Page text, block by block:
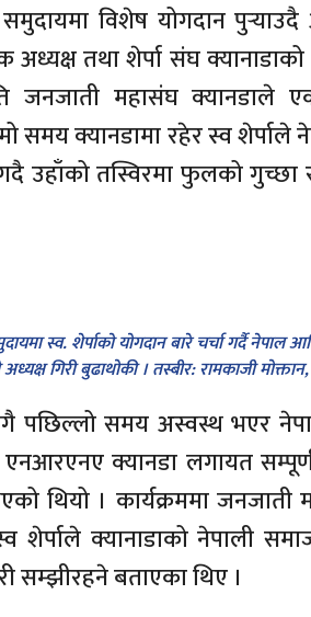
समुदायमा विशेष योगदान
अध्यक्ष तथा शेर्पा संघ
जनजाती महासंघ क्यानडाले एक
समय क्यानडामा रहेर स्व शेर्पाले
उहाँको तस्विरमा फुलको गुच्छा र
स्व. शेर्पाको योगदान बारे चर्चा गर्दै नेपाल
गिरी बुढाथोकी । तस्बीर: रामकाजी
पछिल्लो समय अस्वस्थ भएर
एनआरएनए क्यानडा लगायत
थियो । कार्यक्रममा जनजाती
शेर्पाले क्यानाडाको नेपाली
सम्झीरहने बताएका थिए ।